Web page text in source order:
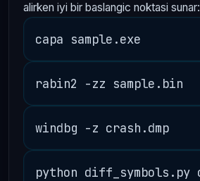
alirken iyi bir baslangic noktasi sunar: